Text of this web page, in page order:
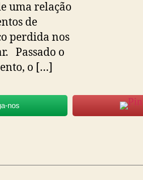
uma relação
de
perdida nos
Passado o
o […]
nos